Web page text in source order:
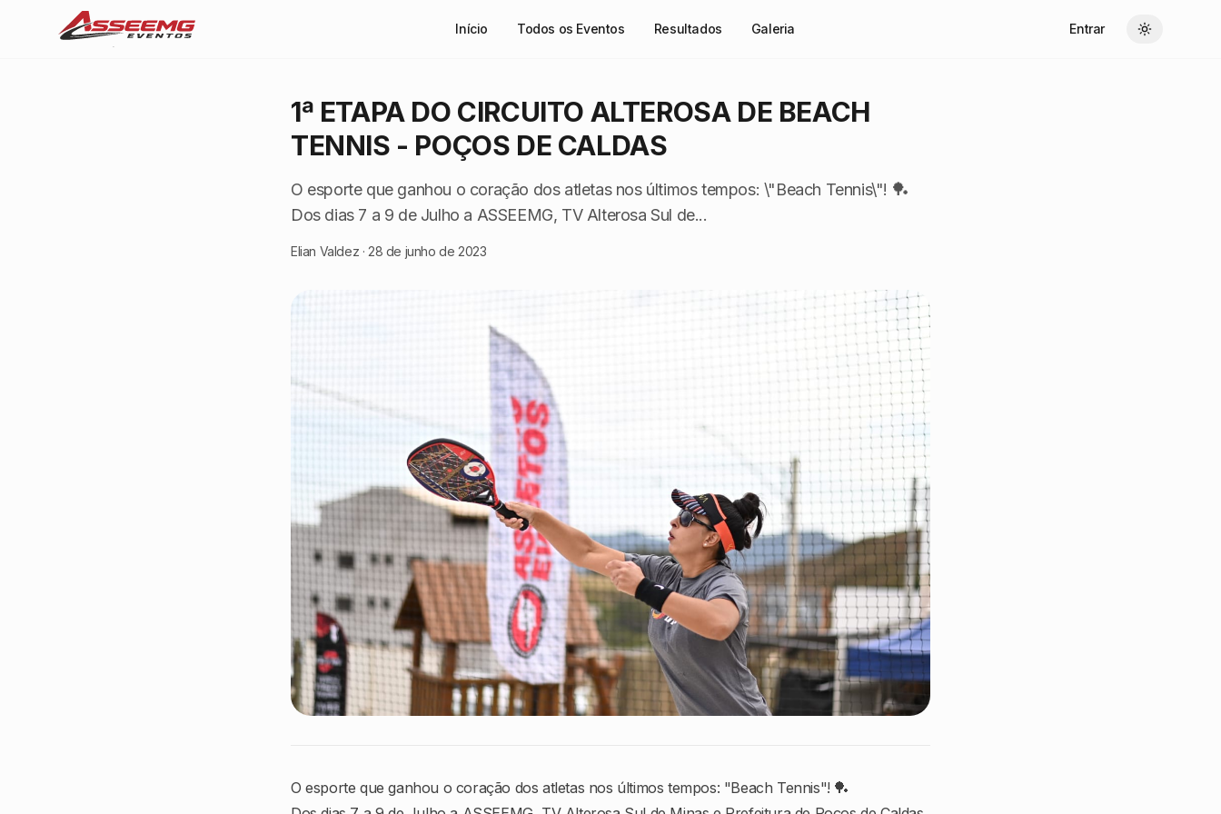
Início Todos os Eventos Resultados Galeria Entrar Toggle theme
1ª ETAPA DO CIRCUITO ALTEROSA DE BEACH
TENNIS - POÇOS DE CALDAS
O esporte que ganhou o coração dos atletas nos últimos tempos: \"Beach Tennis\"! 🏓
Dos dias 7 a 9 de Julho a ASSEEMG, TV Alterosa Sul de...
Elian Valdez · 28 de junho de 2023
O esporte que ganhou o coração dos atletas nos últimos tempos: "Beach Tennis"! 🏓